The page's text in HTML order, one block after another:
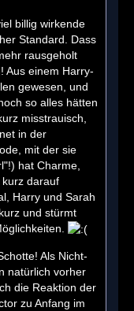
billig wirkende
Standard. Dass
rausgeholt
Aus einem Harry-
gewesen, und
so alles hätten
misstrauisch,
in der
mit der sie
hat Charme,
darauf
Harry und Sarah
und stürmt
Als Nicht-
natürlich vorher
die Reaktion der
zu Anfang im